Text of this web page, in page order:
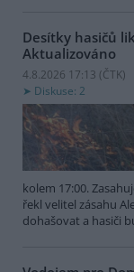
Desítky hasičů
Aktualizováno
4.8.2026 17:13 (ČTK)
Diskuse: 2
kolem 17:00.
řekl velitel zásahu
dohašovat a hasiči